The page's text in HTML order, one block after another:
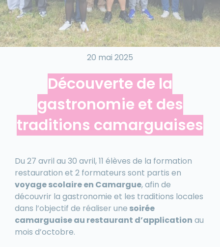
20 mai 2025
Découverte de la
gastronomie et des
traditions camarguaises
Du 27 avril au 30 avril, 11 élèves de la formation
restauration et 2 formateurs sont partis en
voyage scolaire en Camargue, afin de
découvrir la gastronomie et les traditions locales
dans l’objectif de réaliser une soirée
camarguaise au restaurant d’application au
mois d’octobre.